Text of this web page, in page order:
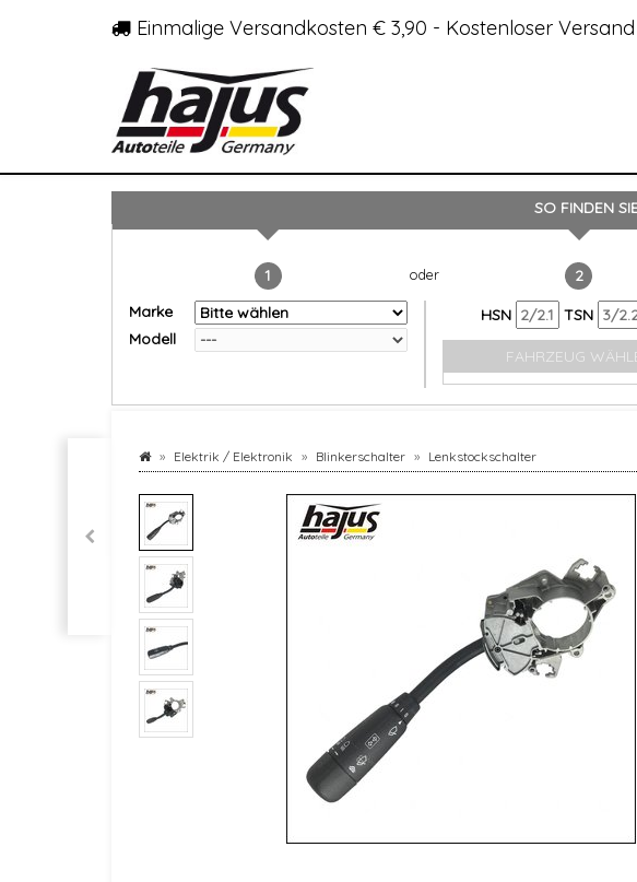
Einmalige Versandkosten € 3,90 - Kostenloser
SO FINDEN
1
Marke
Modell
2
HSN
TSN
FAHRZEUG
Elektrik / Elektronik Blinkerschalter Lenkstockschalter